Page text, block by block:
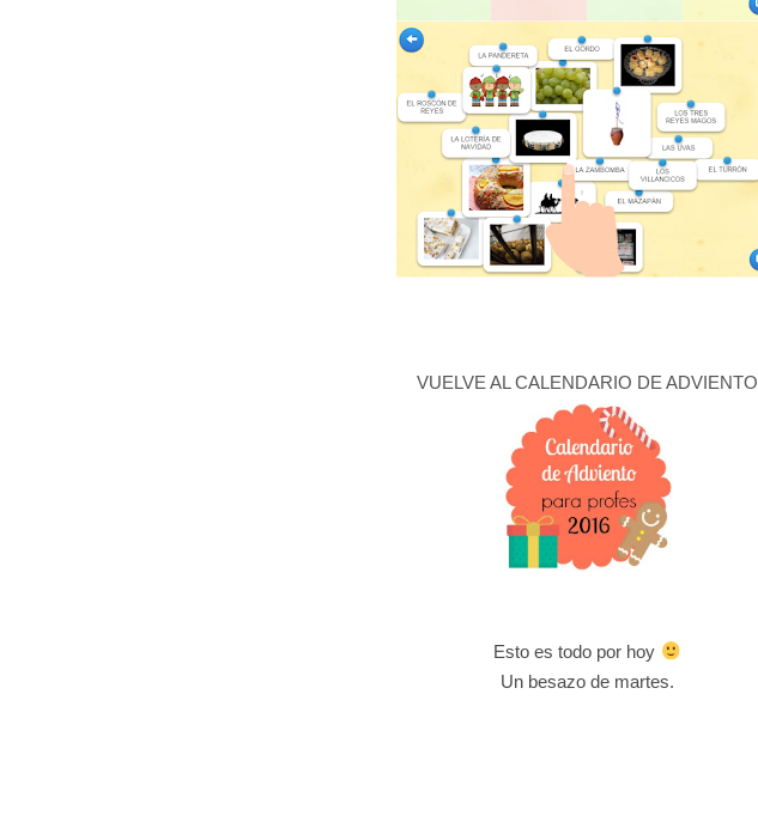
VUELVE AL CALENDARIO DE ADVIENTO
Esto es todo por hoy
Un besazo de martes.